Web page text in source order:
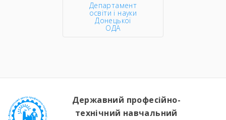
Департамент
освіти і науки
Донецької
ОДА
Державний професійно-
технічний навчальний